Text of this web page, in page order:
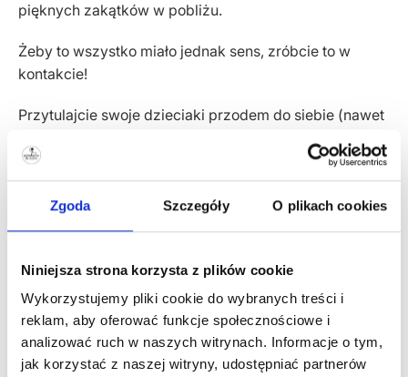
Zgoda Szczegóły O plikach cookies
Niniejsza strona korzysta z plików cookie
Wykorzystujemy pliki cookie do wybranych treści i
reklam, aby oferować funkcje społecznościowe i
analizować ruch w naszych witrynach. Informacje o tym,
jak korzystać z naszej witryny, udostępniać partnerów
pięknych zakątków w pobliżu.
Żeby to wszystko miało jednak sens, zróbcie to w
kontakcie!
Przytulajcie swoje dzieciaki przodem do siebie (nawet
że to ogromne doświadczenie dotyku jest ważne w
każdym wieku, a skóra to ogromny narząd
prioprocepcji (czyli czucia głębokiego).
problem z przytulaniem (czy jest noworodkiem czy
starszakiem) trzeba się temu przyjrzeć!
Kontakt skóra do skóry jest dla nas czymś bardzo
pierwotnym, budującym więź, poczucie